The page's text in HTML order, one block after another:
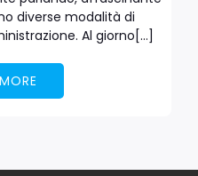
diverse modalità di
Al giorno[…]